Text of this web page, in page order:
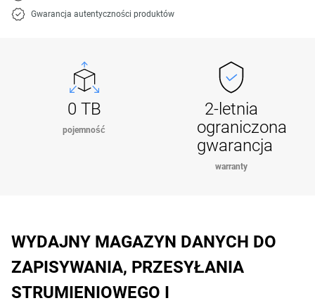
Gwarancja autentyczności produktów
0 TB
pojemność
2-letnia
ograniczona
gwarancja
warranty
WYDAJNY MAGAZYN DANYCH DO
ZAPISYWANIA, PRZESYŁANIA
STRUMIENIOWEGO I